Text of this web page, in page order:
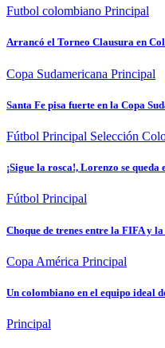
Futbol colombiano Principal
Arrancó el Torneo Clausura en
Copa Sudamericana Principal
Santa Fe pisa fuerte en la Copa
Fútbol Principal Selección
¡Sigue la rosca!, Lorenzo se queda
Fútbol Principal
Choque de trenes entre la FIFA y
Copa América Principal
Un colombiano en el equipo ideal
Principal